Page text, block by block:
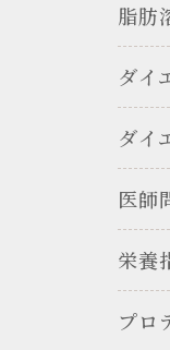
脂肪
ダイ
ダイ
医師
栄養
プロ